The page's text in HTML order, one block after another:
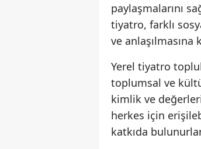
paylaşmalarını
tiyatro, farklı
ve anlaşılmasına
Yerel tiyatro
toplumsal ve
kimlik ve
herkes için
katkıda